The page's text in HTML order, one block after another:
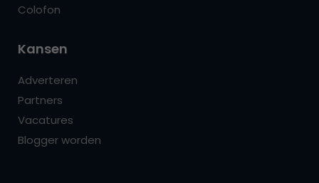
Colofon
Kansen
Adverteren
Partners
Vacatures
Blogger worden